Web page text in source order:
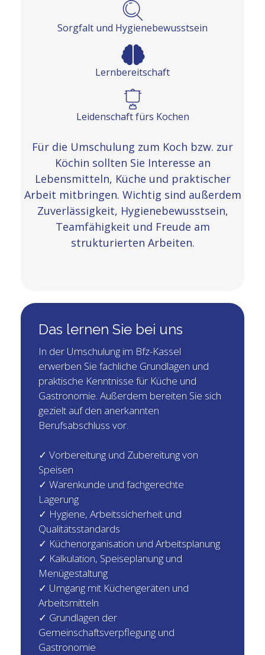
Sorgfalt und Hygienebewusstsein
Lernbereitschaft
Leidenschaft fürs Kochen
Für die Umschulung zum Koch bzw. zur
Köchin sollten Sie Interesse an
Lebensmitteln, Küche und praktischer
Arbeit mitbringen. Wichtig sind außerdem
Zuverlässigkeit, Hygienebewusstsein,
Teamfähigkeit und Freude am
strukturierten Arbeiten.
Das lernen Sie bei uns
In der Umschulung im Bfz-Kassel
erwerben Sie fachliche Grundlagen und
praktische Kenntnisse für Küche und
Gastronomie. Außerdem bereiten Sie sich
gezielt auf den anerkannten
Berufsabschluss vor.
✓ Vorbereitung und Zubereitung von
Speisen
✓ Warenkunde und fachgerechte
Lagerung
✓ Hygiene, Arbeitssicherheit und
Qualitätsstandards
✓ Küchenorganisation und Arbeitsplanung
✓ Kalkulation, Speiseplanung und
Menügestaltung
✓ Umgang mit Küchengeräten und
Arbeitsmitteln
✓ Grundlagen der
Gemeinschaftsverpflegung und
Gastronomie